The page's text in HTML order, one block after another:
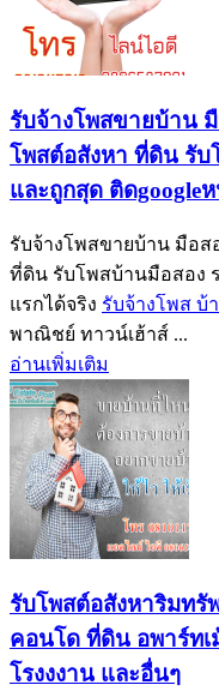
รับจ้างโพสขายบ้าน
โพสต์อสังหา ที่ดิน รั
และถูกสุด ติดgoogle
รับจ้างโพสขายบ้าน มือส
ที่ดิน รับโพสบ้านมือสอง
แรกได้จริง รับจ้างโพส บ้
พาณิชย์ ทาวน์เฮ้าส์ ...
อ่านเพิ่มเติม
รับโพสต์อสังหาริมทรั
คอนโด ที่ดิน อพาร์ทเ
โรงงงาน และอื่นๆ